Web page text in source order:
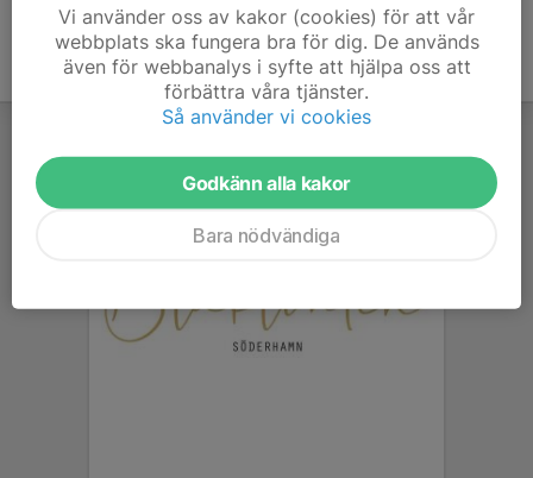
Vi använder oss av kakor (cookies) för att vår
webbplats ska fungera bra för dig. De används
även för webbanalys i syfte att hjälpa oss att
förbättra våra tjänster.
Så använder vi cookies
Godkänn alla kakor
Bara nödvändiga